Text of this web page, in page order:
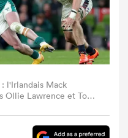
: l'Irlandais Mack
Ollie Lawrence et Tom
Stadium le 1er
David Rogers/Getty